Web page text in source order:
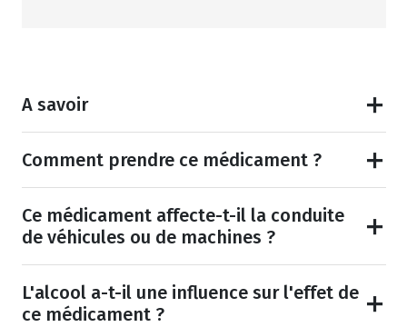
A savoir
Comment prendre ce médicament ?
Ce médicament affecte-t-il la conduite
de véhicules ou de machines ?
L'alcool a-t-il une influence sur l'effet de
ce médicament ?